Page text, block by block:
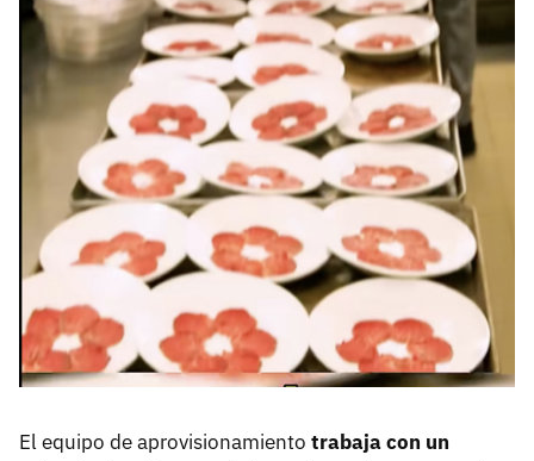
El equipo de aprovisionamiento trabaja con un